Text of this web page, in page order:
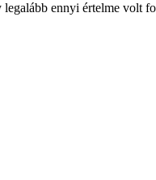
ennyi értelme volt